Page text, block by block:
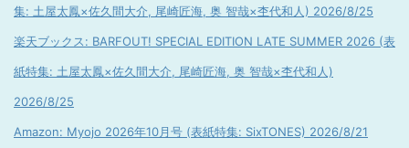
集: 土屋太鳳×佐久間大介, 尾崎匠海, 奥 智哉×杢代和人) 2026/8/25
楽天ブックス: BARFOUT! SPECIAL EDITION LATE SUMMER 2026 (表
紙特集: 土屋太鳳×佐久間大介, 尾崎匠海, 奥 智哉×杢代和人)
2026/8/25
Amazon: Myojo 2026年10月号 (表紙特集: SixTONES) 2026/8/21